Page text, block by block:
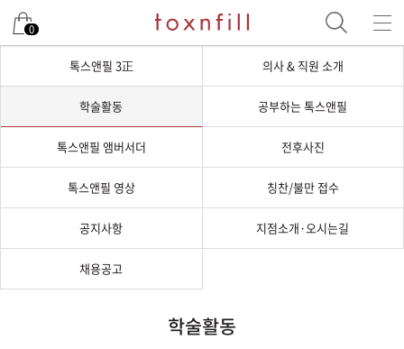
0
톡스앤필 3正 의사 & 직원 소개
학술활동 공부하는 톡스앤필
톡스앤필 앰버서더 전후사진
톡스앤필 영상 칭찬/불만 접수
공지사항 지점소개·오시는길
채용공고
학술활동